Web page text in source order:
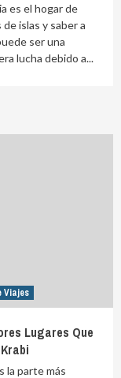
es el hogar de
islas y saber a
ser una
lucha debido a...
Viajes
Lugares Que
la parte más